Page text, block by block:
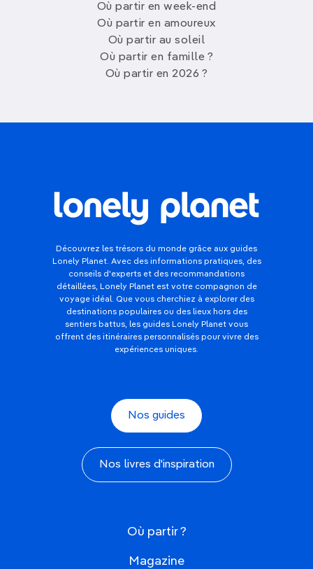
Où partir en week-end
Où partir en amoureux
Où partir au soleil
Où partir en famille ?
Où partir en 2026 ?
Découvrez les trésors du monde grâce aux guides
Lonely Planet. Avec des informations pratiques, des
conseils d'experts et des recommandations
détaillées, Lonely Planet est votre compagnon de
voyage idéal. Que vous cherchiez à explorer des
destinations populaires ou des lieux hors des
sentiers battus, les guides Lonely Planet vous
offrent des itinéraires personnalisés pour vivre des
expériences uniques.
Nos guides
Nos livres d'inspiration
Où partir ?
Magazine